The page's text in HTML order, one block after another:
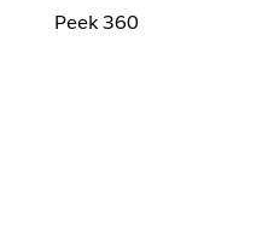
Peek 360